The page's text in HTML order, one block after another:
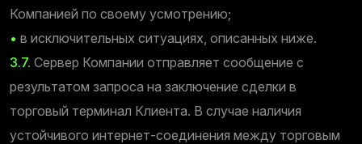
Компанией по своему усмотрению;
• в исключительных ситуациях, описанных ниже.
3.7. Сервер Компании отправляет сообщение с
результатом запроса на заключение сделки в
торговый терминал Клиента. В случае наличия
устойчивого интернет-соединения между торговым